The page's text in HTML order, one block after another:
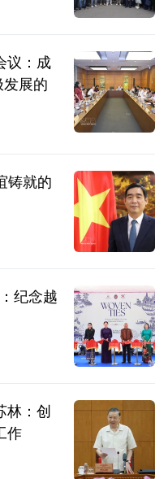
议：成
展的
铸就的
纪念越
林：创
作